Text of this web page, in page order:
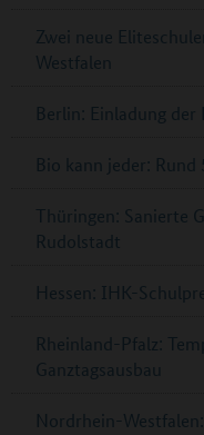
Zwei neue
Westfalen
Berlin: Einladung
Bio kann jeder:
Thüringen: Sanierte
Rudolstadt
Hessen: IHK-
Rheinland-Pfalz:
Ganztagsausbau
Nordrhein-